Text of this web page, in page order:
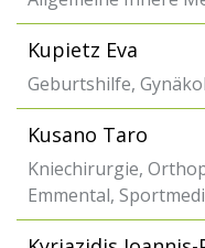
Kupietz Eva
Geburtshilfe,
Kusano Taro
Kniechirurgie,
Emmental,